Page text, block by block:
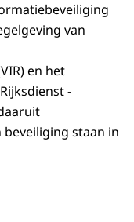
van
en het
-
staan in